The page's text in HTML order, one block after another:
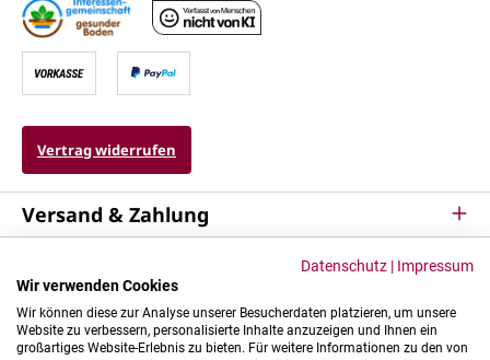
Vertrag widerrufen
Versand & Zahlung
Kontakt & Mehr
Datenschutz | Impressum
Wir verwenden Cookies
Wir können diese zur Analyse unserer Besucherdaten platzieren, um unsere
Website zu verbessern, personalisierte Inhalte anzuzeigen und Ihnen ein
großartiges Website-Erlebnis zu bieten. Für weitere Informationen zu den von